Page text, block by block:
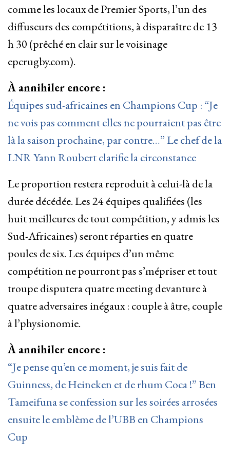
comme les locaux de Premier Sports, l’un des
diffuseurs des compétitions, à disparaître de 13
h 30 (prêché en clair sur le voisinage
epcrugby.com).
À annihiler encore :
Équipes sud-africaines en Champions Cup : “Je
ne vois pas comment elles ne pourraient pas être
là la saison prochaine, par contre…” Le chef de la
LNR Yann Roubert clarifie la circonstance
Le proportion restera reproduit à celui-là de la
durée décédée. Les 24 équipes qualifiées (les
huit meilleures de tout compétition, y admis les
Sud-Africaines) seront réparties en quatre
poules de six. Les équipes d’un même
compétition ne pourront pas s’mépriser et tout
troupe disputera quatre meeting devanture à
quatre adversaires inégaux : couple à âtre, couple
à l’physionomie.
À annihiler encore :
“Je pense qu’en ce moment, je suis fait de
Guinness, de Heineken et de rhum Coca !” Ben
Tameifuna se confession sur les soirées arrosées
ensuite le emblème de l’UBB en Champions
Cup